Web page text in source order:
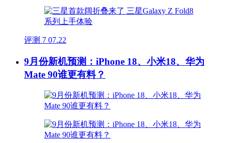
评测 7 07.22
9月份新机预测：iPhone 18、小米18、华为
Mate 90谁更有料？